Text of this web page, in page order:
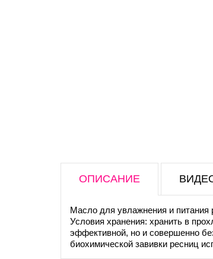
ОПИСАНИЕ
Масло для увлажнения и питания
Условия хранения: хранить в
эффективной, но и совершенно
биохимической завивки ресниц